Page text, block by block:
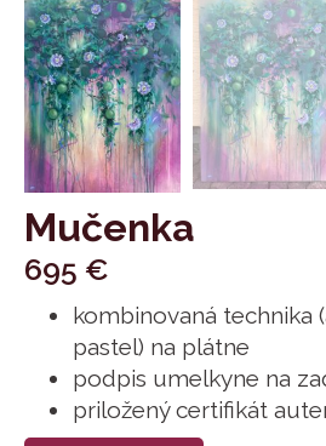
Mučenka
695 €
kombinovaná technika
pastel) na plátne
podpis umelkyne na
priložený certifikát